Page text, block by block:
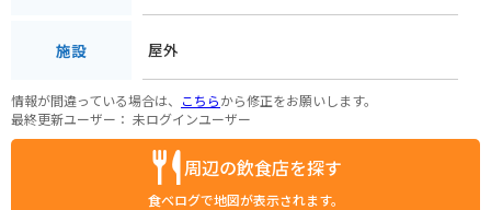
施設 屋外
情報が間違っている場合は、 こちらから修正をお願いします。
最終更新ユーザー： 未ログインユーザー
周辺の飲食店を探す
食べログで地図が表示されます。